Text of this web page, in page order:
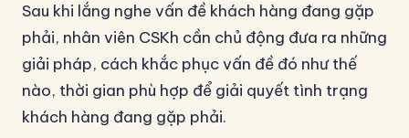
Sau khi lắng nghe vấn đề khách hàng đang gặp
phải, nhân viên CSKh cần chủ động đưa ra những
giải pháp, cách khắc phục vấn đề đó như thế
nào, thời gian phù hợp để giải quyết tình trạng
khách hàng đang gặp phải.